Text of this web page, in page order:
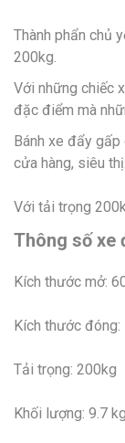
Thành phẩn chủ
200kg.
Với những chiếc
đặc điểm mà
Bánh xe đẩy
cửa hàng, siêu thị.
Với tải trọng
Thông số xe
Kích thước mở:
Kích thước
Tải trọng: 200kg
Khối lượng: 9.7